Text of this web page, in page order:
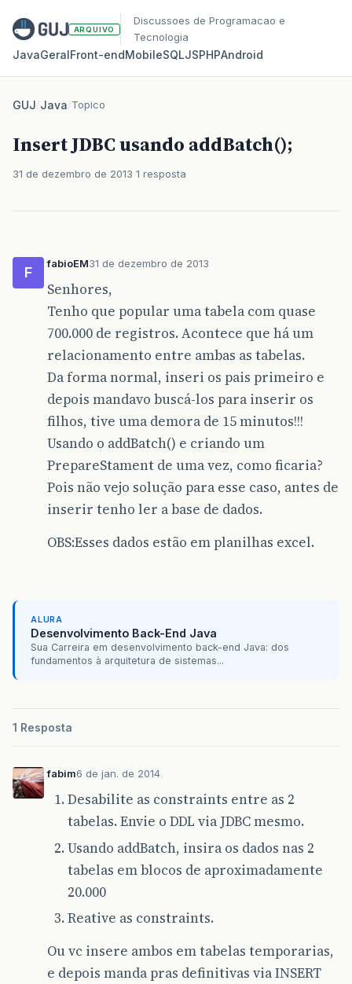
ARQUIVO
Discussoes de Programacao e
Tecnologia
JavaGeralFront‑endMobileSQLJSPHPAndroid
GUJ/Java/Topico
Insert JDBC usando addBatch();
31 de dezembro de 2013 1 resposta
F
fabioEM31 de dezembro de 2013
Senhores,
Tenho que popular uma tabela com quase
700.000 de registros. Acontece que há um
relacionamento entre ambas as tabelas.
Da forma normal, inseri os pais primeiro e
depois mandavo buscá-los para inserir os
filhos, tive uma demora de 15 minutos!!!
Usando o addBatch() e criando um
PrepareStament de uma vez, como ficaria?
Pois não vejo solução para esse caso, antes de
inserir tenho ler a base de dados.
OBS:Esses dados estão em planilhas excel.
ALURA
Desenvolvimento Back-End Java
Sua Carreira em desenvolvimento back-end Java: dos
fundamentos à arquitetura de sistemas...
1 Resposta
fabim6 de jan. de 2014
Desabilite as constraints entre as 2
tabelas. Envie o DDL via JDBC mesmo.
Usando addBatch, insira os dados nas 2
tabelas em blocos de aproximadamente
20.000
Reative as constraints.
Ou vc insere ambos em tabelas temporarias,
e depois manda pras definitivas via INSERT